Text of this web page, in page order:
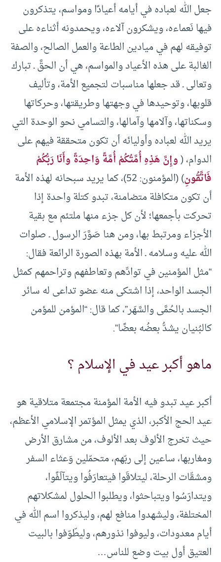
جعل الله لعباده في أيامه أعيادًا ومواسم، يتذكرون
فيها نَعماءه، ويشكرون آلاءه، ويحمدونه أثناءه على
توفيقه لهم في ميادين الطاعة والعمل الصالح، والصفة
الغالبة على هذه الأعياد والمواسم، هي أن الحقَّ ـ تبارك
وتعالى ـ قد جعلها مناسبات لتجميع الأمة، وتأليف
قلوبها، وتوحيدها في وجهتها وطريقتها، وحركاتها
وسكناتها، وآلامها وآمالها، والتسامي نحو الوحدة التي
يريد الله لعباده وأوليائه أن تكون متحققة فيهم على
الدوام، (وإِنَّ هَذِهِ أُمَّتُكُمْ أُمَّةً وَاحِدَةً وأَنَا رَبُّكُمْ
فَاتَّقُونِ
) (المؤمنون: 52)، كما يريد سبحانه لهذه الأمة
أن تكون متكافلة متضامنة، تبدو كتلة واحدة إذا
تحركت بأجمعها؛ لأن كل جزء منها ملتئم مع بقية
الأجزاء ومرتبط بها، ومن هنا صَوَّرَ الرسول ـ صلوات
الله عليه وسلامه ـ الأمة بهذه الصورة الرائعة فقال:
“مثل المؤمنين في توادِّهم وتعاطفهم وتراحمهم كمثل
الجسد الواحد، إذا اشتكى منه عضو تداعى له سائر
الجسد بالحُمَّى والسَّهَر”، كما قال: “المؤمن للمؤمن
كالبُنيان يشدُّ بعضُه بعضًا”.
ماهو أكبر عيد في الإسلام ؟
أكبر عيد تبدو فيه الأمة المؤمنة مجتمعة متلاقية هو
عيد الحج الأكبر، الذي يمثل المؤتمر الإسلامي الأعظم،
حيث تخرج الألوف بعد الألوف، من مشارق الأرض
ومغاربها، ساعين إلى ربّهم، متحمّلين وَعثاء السفر
ومشقّات الرحلة، ليتلاقَوا فيتعارَفُوا ويتآلَفًوا،
ويتدارَسُوا ويتباحثوا، ويطلبوا الحلول لمشكلاتهم
المختلفة، وليشهدوا منافع لهم، وليذكروا اسم الله في
أيام معدودات، وليوفوا نذورهم، وليطّوّفوا بالبيت
العتيق أول بيت وضع للناس…